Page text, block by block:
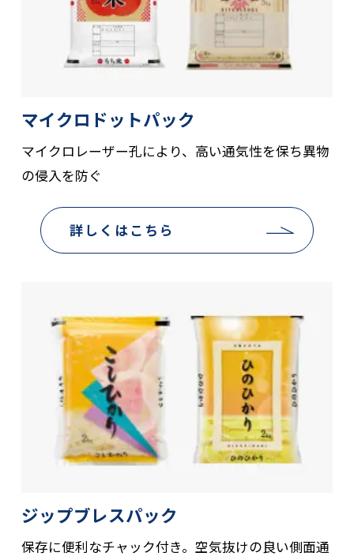
マイクロドットパック
マイクロレーザー孔により、高い通気性を保ち異物
の侵入を防ぐ
詳しくはこちら
ジップブレスパック
保存に便利なチャック付き。空気抜けの良い側面通